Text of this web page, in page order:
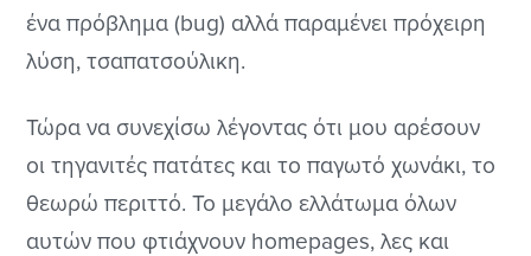
ένα πρόβλημα (bug) αλλά παραμένει πρόχειρη
λύση, τσαπατσούλικη.
Τώρα να συνεχίσω λέγοντας ότι μου αρέσουν
οι τηγανιτές πατάτες και το παγωτό χωνάκι, το
θεωρώ περιττό. Το μεγάλο ελλάτωμα όλων
αυτών που φτιάχνουν homepages, λες και